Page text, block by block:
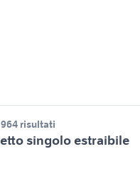
risultati
singolo estraibile